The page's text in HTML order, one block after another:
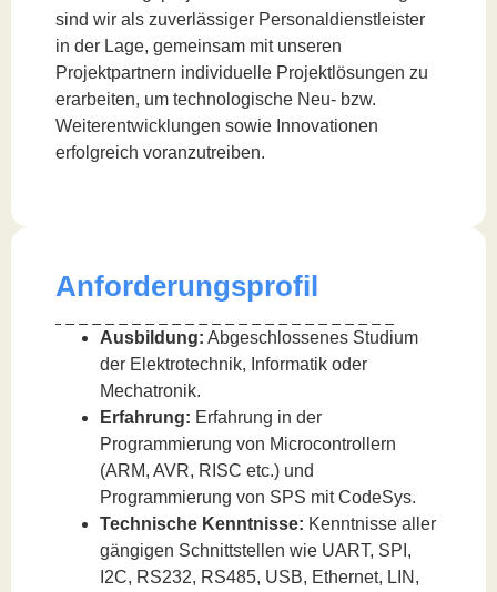
sind wir als zuverlässiger Personaldienstleister
in der Lage, gemeinsam mit unseren
Projektpartnern individuelle Projektlösungen zu
erarbeiten, um technologische Neu- bzw.
Weiterentwicklungen sowie Innovationen
erfolgreich voranzutreiben.
Anforderungsprofil
Ausbildung: Abgeschlossenes Studium
der Elektrotechnik, Informatik oder
Mechatronik.
Erfahrung: Erfahrung in der
Programmierung von Microcontrollern
(ARM, AVR, RISC etc.) und
Programmierung von SPS mit CodeSys.
Technische Kenntnisse: Kenntnisse aller
gängigen Schnittstellen wie UART, SPI,
I2C, RS232, RS485, USB, Ethernet, LIN,